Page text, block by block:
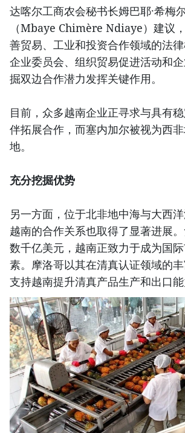
达喀尔工商农会秘书长姆巴耶·希梅
（Mbaye Chimère Ndiaye）建议
善贸易、工业和投资合作领域的法
企业委员会、组织贸易促进活动和
掘双边合作潜力发挥关键作用。
目前，众多越南企业正寻求与具有
伴拓展合作，而塞内加尔被视为西
地。
充分挖掘优势
另一方面，位于北非地中海与大西
越南的合作关系也取得了显著进展
数千亿美元，越南正致力于成为国
素。摩洛哥以其在清真认证领域的
支持越南提升清真产品生产和出口能